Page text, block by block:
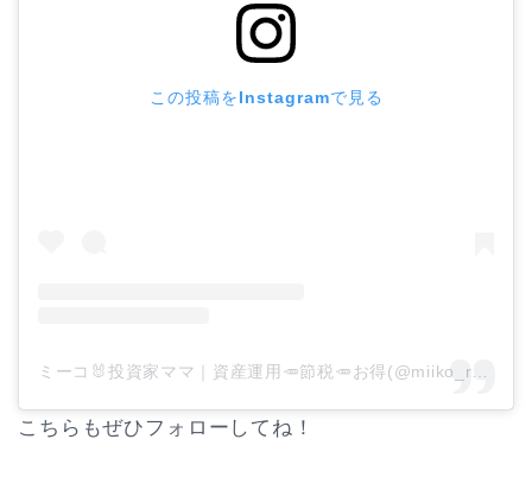
この投稿をInstagramで見る
こちらもぜひフォローしてね！